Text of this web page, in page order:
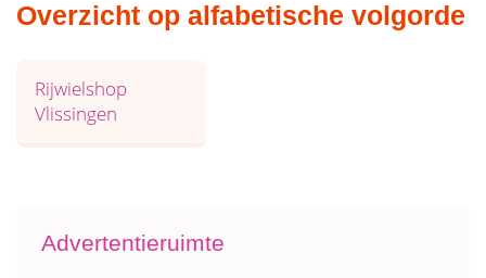
Overzicht op alfabetische volgorde
Rijwielshop
Vlissingen
Advertentieruimte